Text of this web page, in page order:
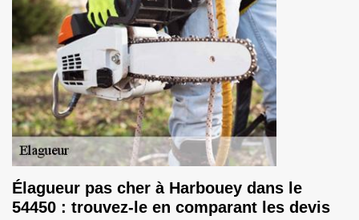
Élagueur pas cher à Harbouey dans le
54450 : trouvez-le en comparant les devis